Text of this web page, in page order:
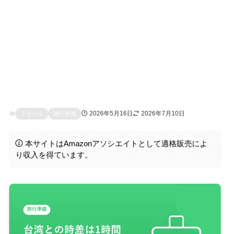
トラベル 2026年5月16日 2026年7月10日
本サイトはAmazonアソシエイトとして適格販売によ
り収入を得ています。